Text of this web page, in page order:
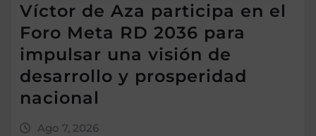
Víctor de Aza participa en el
Foro Meta RD 2036 para
impulsar una visión de
desarrollo y prosperidad
nacional
Ago 7, 2026